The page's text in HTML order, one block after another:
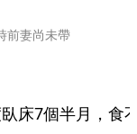
前妻尚未帶
床7個半月，食